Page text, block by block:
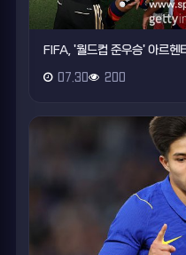
FIFA, '월드컵 준우승' 아르헨
07.30 200